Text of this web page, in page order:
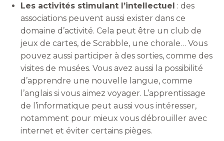
Les activités stimulant l’intellectuel : des
associations peuvent aussi exister dans ce
domaine d’activité. Cela peut être un club de
jeux de cartes, de Scrabble, une chorale… Vous
pouvez aussi participer à des sorties, comme des
visites de musées. Vous avez aussi la possibilité
d’apprendre une nouvelle langue, comme
l’anglais si vous aimez voyager. L’apprentissage
de l’informatique peut aussi vous intéresser,
notamment pour mieux vous débrouiller avec
internet et éviter certains pièges.